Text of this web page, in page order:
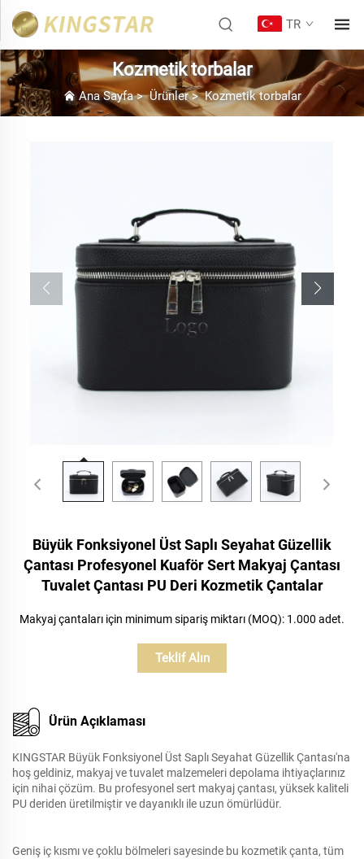
TR
Kozmetik torbalar
Ana Sayfa>Ürünler>Kozmetik torbalar
Büyük Fonksiyonel Üst Saplı Seyahat Güzellik
Çantası Profesyonel Kuaför Sert Makyaj Çantası
Tuvalet Çantası PU Deri Kozmetik Çantalar
Makyaj çantaları için minimum sipariş miktarı (MOQ): 1.000 adet.
Teklif Alın
Ürün Açıklaması
KINGSTAR Büyük Fonksiyonel Üst Saplı Seyahat Güzellik Çantası'na
hoş geldiniz, makyaj ve tuvalet malzemeleri depolama ihtiyaçlarınız
için nihai çözüm. Bu profesyonel sert makyaj çantası, yüksek kaliteli
PU deriden üretilmiştir ve dayanıklı ile uzun ömürlüdür.
Geniş iç kısmı ve çoklu bölmeleri sayesinde bu kozmetik çanta, tüm